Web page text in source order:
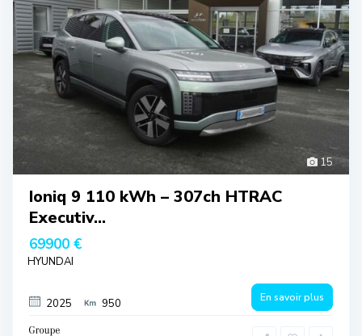
15
Ioniq 9 110 kWh – 307ch HTRAC
Executiv...
69900 €
HYUNDAI
2025 950 En savoir plus